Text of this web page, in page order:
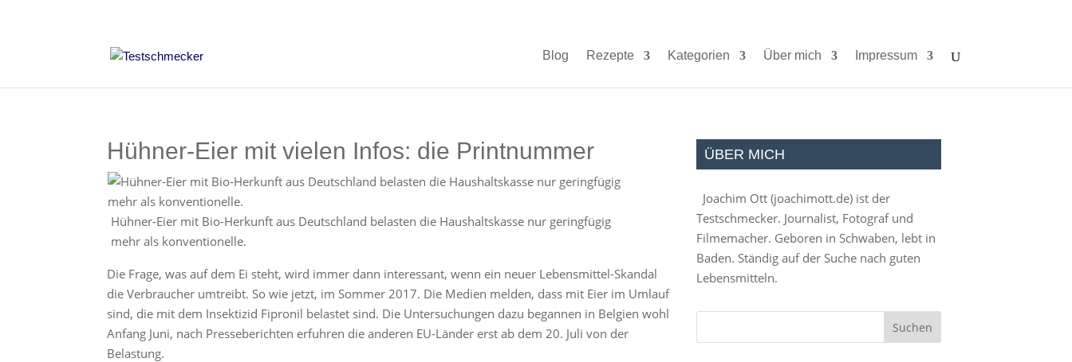
Blog Rezepte Kategorien Über mich Impressum
Hühner-Eier mit vielen Infos: die Printnummer
Hühner-Eier mit Bio-Herkunft aus Deutschland belasten die Haushaltskasse nur geringfügig
mehr als konventionelle.
Die Frage, was auf dem Ei steht, wird immer dann interessant, wenn ein neuer Lebensmittel-Skandal
die Verbraucher umtreibt. So wie jetzt, im Sommer 2017. Die Medien melden, dass mit Eier im Umlauf
sind, die mit dem Insektizid Fipronil belastet sind. Die Untersuchungen dazu begannen in Belgien wohl
Anfang Juni, nach Presseberichten erfuhren die anderen EU-Länder erst ab dem 20. Juli von der
Belastung.
ÜBER MICH
Joachim Ott (joachimott.de) ist der
Testschmecker. Journalist, Fotograf und
Filmemacher. Geboren in Schwaben, lebt in
Baden. Ständig auf der Suche nach guten
Lebensmitteln.